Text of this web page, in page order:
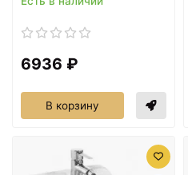
6936 ₽
В корзину